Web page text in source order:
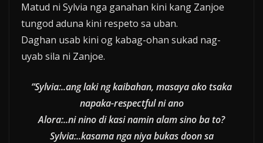
Matud ni Sylvia nga ganahan kini kang Zanjoe
tungod aduna kini respeto sa uban.
Daghan usab kini og kabag-ohan sukad nag-
uyab sila ni Zanjoe.
“Sylvia:..ang laki ng kaibahan, masaya ako tsaka
napaka-respectful ni ano
Alora:..ni nino di kasi namin alam sino ba to?
Sylvia:..kasama nga niya bukas doon sa